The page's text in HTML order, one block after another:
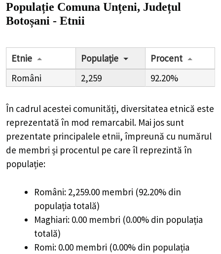
Populație Comuna Unțeni, Județul
Botoșani - Etnii
Etnie Populație
Procent
Români
2,259 92.20%
În cadrul acestei comunități, diversitatea etnică este
reprezentată în mod remarcabil. Mai jos sunt
prezentate principalele etnii, împreună cu numărul
de membri și procentul pe care îl reprezintă în
populație:
Români: 2,259.00 membri (92.20% din
populația totală)
Maghiari: 0.00 membri (0.00% din populația
totală)
Romi: 0.00 membri (0.00% din populația